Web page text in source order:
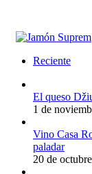
Reciente
El queso
1 de
Vino Casa
paladar
20 de